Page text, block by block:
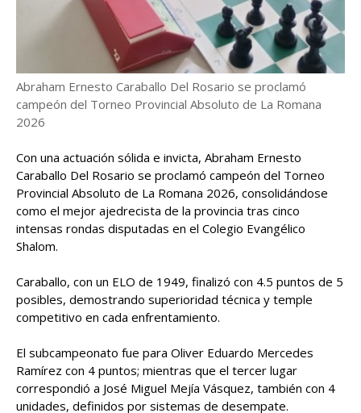
Abraham Ernesto Caraballo Del Rosario se proclamó
campeón del Torneo Provincial Absoluto de La Romana
2026
Con una actuación sólida e invicta, Abraham Ernesto
Caraballo Del Rosario se proclamó campeón del Torneo
Provincial Absoluto de La Romana 2026, consolidándose
como el mejor ajedrecista de la provincia tras cinco
intensas rondas disputadas en el Colegio Evangélico
Shalom.
Caraballo, con un ELO de 1949, finalizó con 4.5 puntos de 5
posibles, demostrando superioridad técnica y temple
competitivo en cada enfrentamiento.
El subcampeonato fue para Oliver Eduardo Mercedes
Ramírez con 4 puntos; mientras que el tercer lugar
correspondió a José Miguel Mejía Vásquez, también con 4
unidades, definidos por sistemas de desempate.